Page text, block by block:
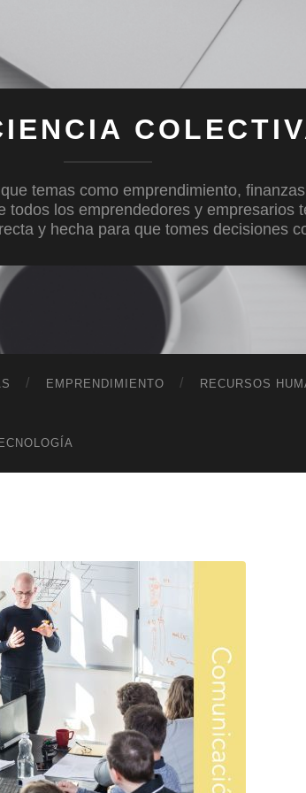
temas como emprendimiento,
todos los emprendedores y empresarios
y hecha para que tomes decisiones
EMPRENDIMIENTO RECURSOS